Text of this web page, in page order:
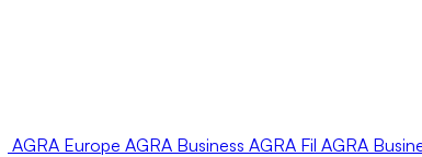
AGRA Europe AGRA Business AGRA Fil AGRA